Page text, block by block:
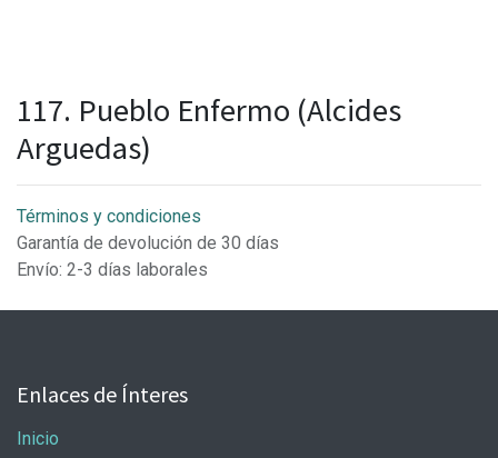
117. Pueblo Enfermo (Alcides
Arguedas)
Términos y condiciones
Garantía de devolución de 30 días
Envío: 2-3 días laborales
Enlaces de Ínteres
Inicio